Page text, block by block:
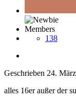
Members
138
Geschrieben 24.
alles 16er außer der